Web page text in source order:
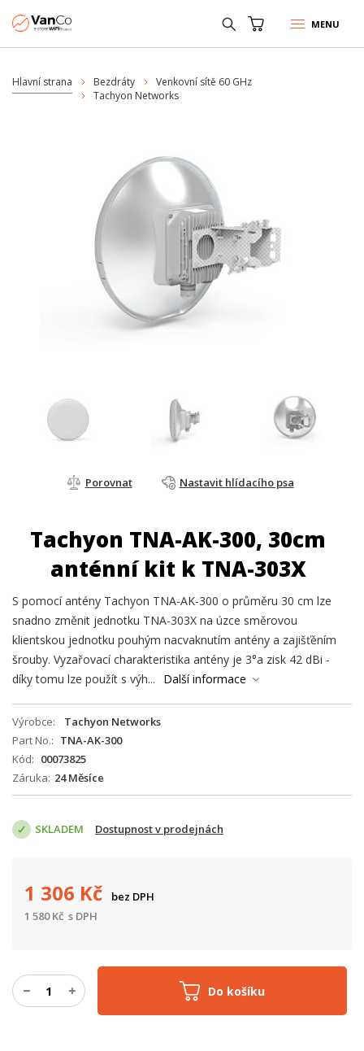
MENU
Hlavní strana Bezdráty
Venkovní sítě 60 GHz
Tachyon Networks
Porovnat Nastavit hlídacího psa
Tachyon TNA-AK-300, 30cm
anténní kit k TNA-303X
S pomocí antény Tachyon TNA-AK-300 o průměru 30 cm lze
snadno změnit jednotku TNA-303X na úzce směrovou
klientskou jednotku pouhým nacvaknutím antény a zajišťěním
šrouby. Vyzařovací charakteristika antény je 3°a zisk 42 dBi -
díky tomu lze použít s výh...
Další informace
Výrobce
Tachyon Networks
Part No.
TNA-AK-300
Kód
00073825
Záruka 24 Měsíce
SKLADEM Dostupnost v prodejnách
Do košíku
1 306 Kč
bez DPH
1 580Kč s DPH